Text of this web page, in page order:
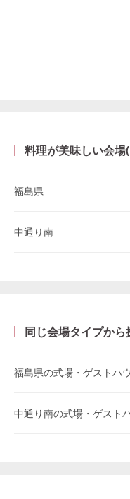
料理が美味しい会
福島県
中通り南
同じ会場タイプから
福島県の式場・ゲストハ
中通り南の式場・ゲスト